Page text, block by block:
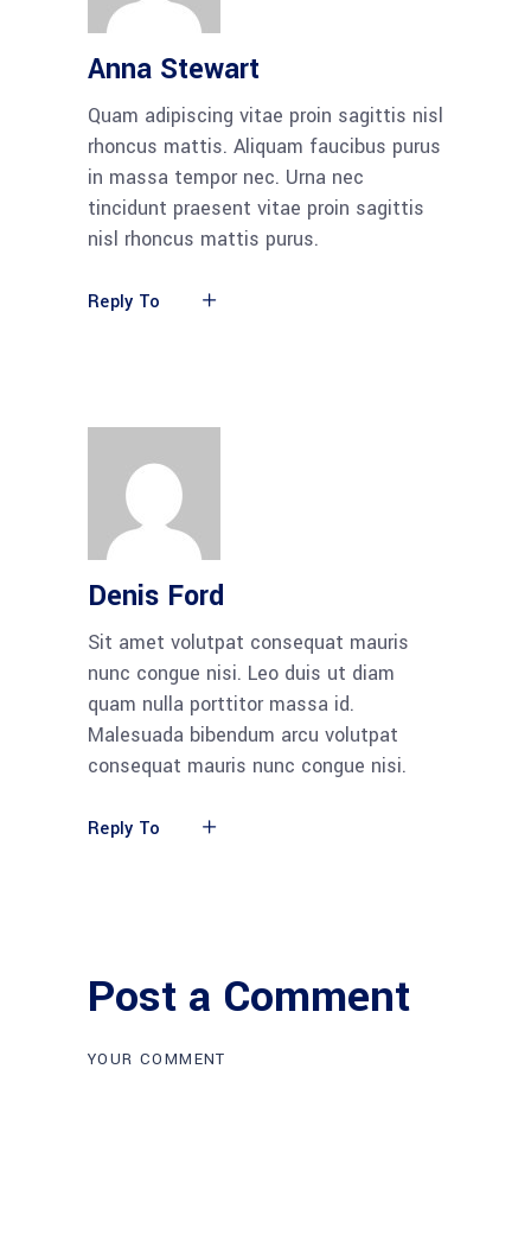
Anna Stewart
Quam adipiscing vitae proin sagittis nisl
rhoncus mattis. Aliquam faucibus purus
in massa tempor nec. Urna nec
tincidunt praesent vitae proin sagittis
nisl rhoncus mattis purus.
Reply To
Denis Ford
Sit amet volutpat consequat mauris
nunc congue nisi. Leo duis ut diam
quam nulla porttitor massa id.
Malesuada bibendum arcu volutpat
consequat mauris nunc congue nisi.
Reply To
Post a Comment